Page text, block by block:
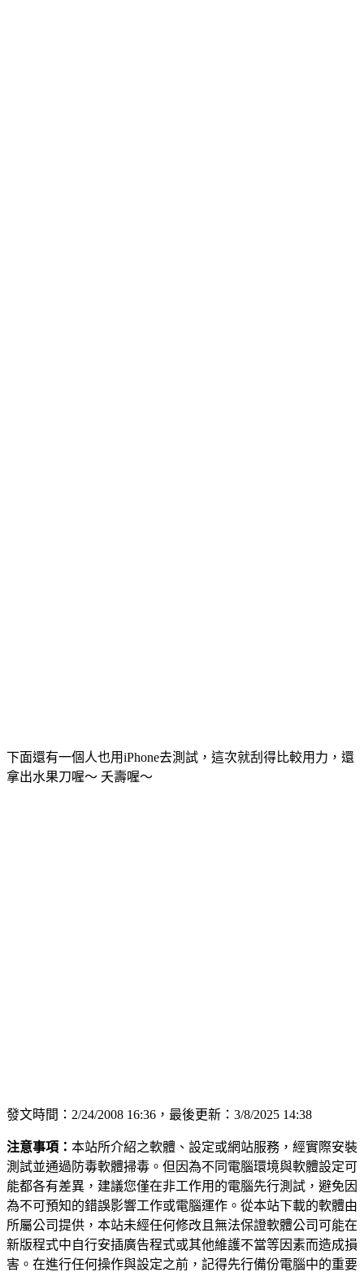
下面還有一個人也用iPhone去測試，這次就刮得比較用力，還
拿出水果刀喔～ 夭壽喔～
發文時間：2/24/2008 16:36，最後更新：3/8/2025 14:38
注意事項： 本站所介紹之軟體、設定或網站服務，經實際安裝
測試並通過防毒軟體掃毒。但因為不同電腦環境與軟體設定可
能都各有差異，建議您僅在非工作用的電腦先行測試，避免因
為不可預知的錯誤影響工作或電腦運作。從本站下載的軟體由
所屬公司提供，本站未經任何修改且無法保證軟體公司可能在
新版程式中自行安插廣告程式或其他維護不當等因素而造成損
害。在進行任何操作與設定之前，記得先行備份電腦中的重要